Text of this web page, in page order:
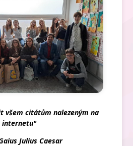
všem citátům nalezeným na
internetu"
Julius Caesar